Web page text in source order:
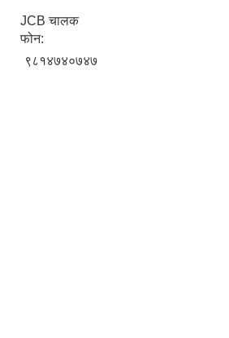
JCB चालक
फोन:
९८१४७४०७४७